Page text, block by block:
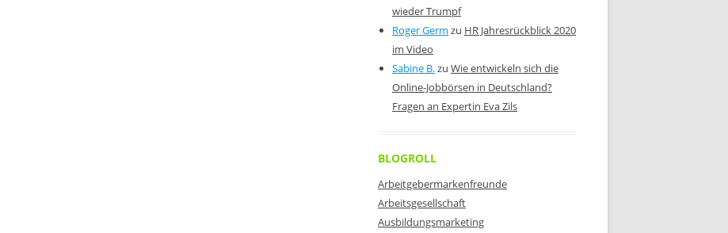
wieder Trumpf
Roger Germ zu HR Jahresrückblick 2020
im Video
Sabine B.zu Wie entwickeln sich die
Online-Jobbörsen in Deutschland?
Fragen an Expertin Eva Zils
BLOGROLL
Arbeitgebermarkenfreunde
Arbeitsgesellschaft
Ausbildungsmarketing